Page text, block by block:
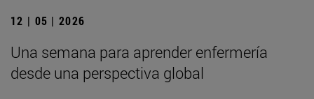
12 | 05 | 2026
Una semana para aprender enfermería
desde una perspectiva global